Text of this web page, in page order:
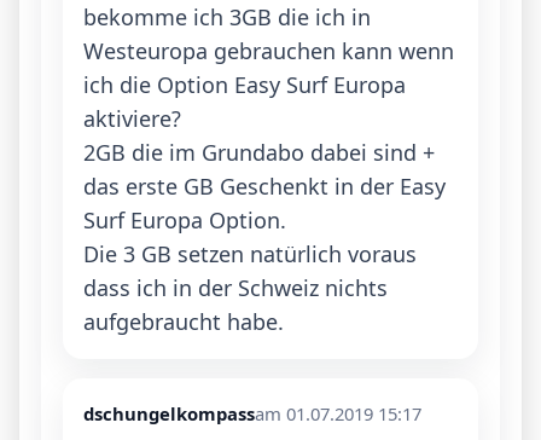
bekomme ich 3GB die ich in
Westeuropa gebrauchen kann wenn
ich die Option Easy Surf Europa
aktiviere?
2GB die im Grundabo dabei sind +
das erste GB Geschenkt in der Easy
Surf Europa Option.
Die 3 GB setzen natürlich voraus
dass ich in der Schweiz nichts
aufgebraucht habe.
dschungelkompassam 01.07.2019 15:17